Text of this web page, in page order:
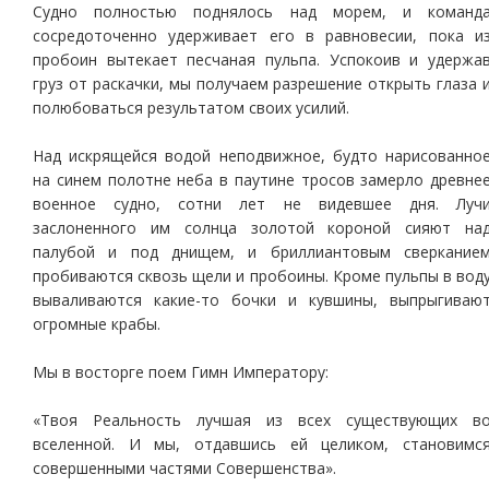
Судно полностью поднялось над морем, и
сосредоточенно удерживает его в равновесии, пока
пробоин вытекает песчаная пульпа. Успокоив и
груз от раскачки, мы получаем разрешение открыть глаза
полюбоваться результатом своих усилий.
Над искрящейся водой неподвижное, будто
на синем полотне неба в паутине тросов замерло
военное судно, сотни лет не видевшее дня.
заслоненного им солнца золотой короной сияют
палубой и под днищем, и бриллиантовым
пробиваются сквозь щели и пробоины. Кроме пульпы в
вываливаются какие-то бочки и кувшины,
огромные крабы.
Мы в восторге поем Гимн Императору:
«Твоя Реальность лучшая из всех существующих
вселенной. И мы, отдавшись ей целиком,
совершенными частями Совершенства».